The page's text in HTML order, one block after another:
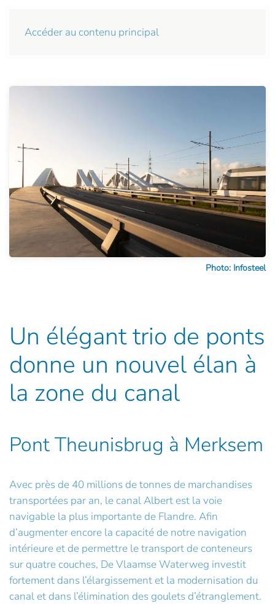
Accéder au contenu principal
Photo: Infosteel
Un élégant trio de ponts
donne un nouvel élan à
la zone du canal
Pont Theunisbrug à Merksem
Avec près de 40 millions de tonnes de marchandises
transportées par an, le canal Albert est la voie
navigable la plus importante de Flandre. Afin
d’augmenter encore la capacité de notre navigation
intérieure et de permettre le transport de conteneurs
sur quatre couches, De Vlaamse Waterweg investit
fortement dans l’élargissement et la modernisation du
canal et dans l’élimination des goulets d’étranglement.